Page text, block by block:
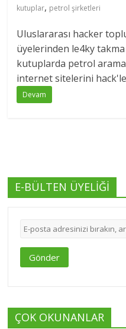
kutuplar, petrol şirketleri
Uluslararası hacker
üyelerinden le4ky takma
kutuplarda petrol
internet sitelerini
Devam
E-BÜLTEN ÜYELİĞİ
Gönder
ÇOK OKUNANLAR